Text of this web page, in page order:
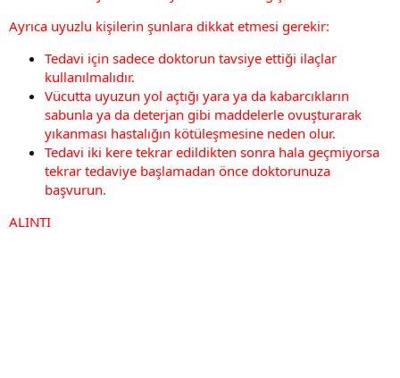
Ayrıca uyuzlu kişilerin şunlara dikkat etmesi gerekir:
Tedavi için sadece doktorun tavsiye ettiği ilaçlar
kullanılmalıdır.
Vücutta uyuzun yol açtığı yara ya da kabarcıkların
sabunla ya da deterjan gibi maddelerle ovuşturarak
yıkanması hastalığın kötüleşmesine neden olur.
Tedavi iki kere tekrar edildikten sonra hala geçmiyorsa
tekrar tedaviye başlamadan önce doktorunuza
başvurun.
ALINTI